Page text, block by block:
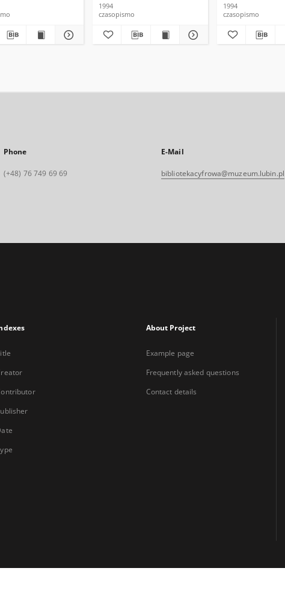
1994
czasopismo
1994
czasopismo
Phone
(+48) 76 749 69 69
E-Mail
bibliotekacyfrowa@muzeum.lubin.pl
About Project
Example page
Frequently asked questions
Contact details